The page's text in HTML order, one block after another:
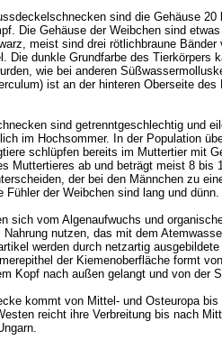
sind die Gehäuse
Die Gehäuse der Weibchen sind
meist sind drei rötlichbraune
Die dunkle Grundfarbe des
wie bei anderen
ist an der hinteren Oberseite
sind getrenntgeschlechtig und
im Hochsommer. In der Population
schlüpfen bereits im Muttertier mit
Muttertieres ab und beträgt meist 8
der bei den Männchen zu
Fühler der Weibchen sind lang und
sich vom Algenaufwuchs und
nutzen, das mit dem
werden durch netzartig
der Kiemenoberfläche formt
Kopf nach außen gelangt und von der
kommt von Mittel- und Osteuropa
reicht ihre Verbreitung bis nach